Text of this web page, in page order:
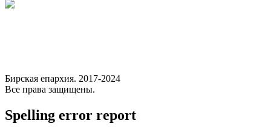
Бирская епархия. 2017-2024
Все права защищены.
Spelling error report